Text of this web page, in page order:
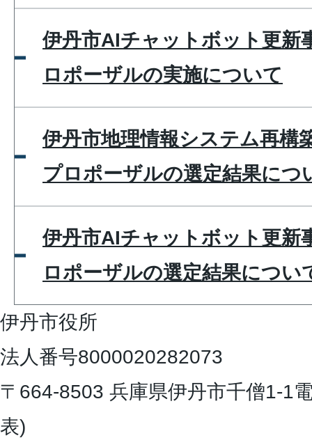
伊丹市AIチャットボット更新
ロポーザルの実施について
伊丹市地理情報システム再構
プロポーザルの選定結果につ
伊丹市AIチャットボット更新
ロポーザルの選定結果につい
伊丹市役所
法人番号8000020282073
〒664-8503 兵庫県伊丹市千僧1-1
表)